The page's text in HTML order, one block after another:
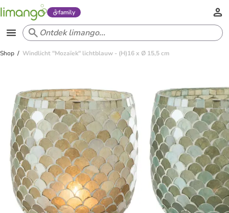
family
Shop Windlicht "Mozaïek" lichtblauw - (H)16 x Ø 15,5 cm